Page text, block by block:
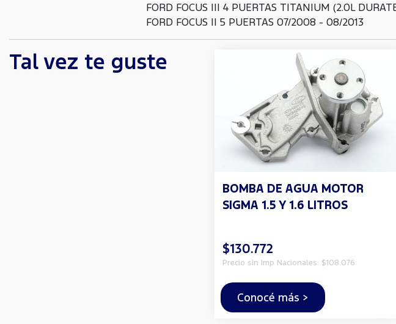
FORD FOCUS III 4 PUERTAS TITANIUM (2.0L
FORD FOCUS II 5 PUERTAS 07/2008 - 08/2013
Tal vez te guste
BOMBA DE AGUA MOTOR
SIGMA 1.5 Y 1.6 LITROS
$130.772
Precio sin Imp Nacionales: $108.076
Conocé más >